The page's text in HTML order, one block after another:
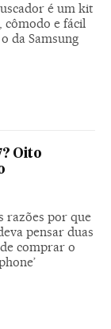
é um kit
cômodo e fácil
da Samsung
Oito
razões por que
pensar duas
comprar o